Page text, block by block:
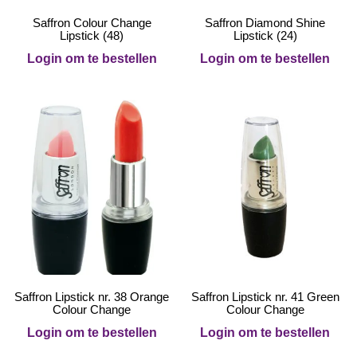
Saffron Colour Change
Lipstick (48)
Login om te bestellen
Saffron Diamond Shine
Lipstick (24)
Login om te bestellen
Saffron Lipstick nr. 38 Orange
Colour Change
Login om te bestellen
Saffron Lipstick nr. 41 Green
Colour Change
Login om te bestellen